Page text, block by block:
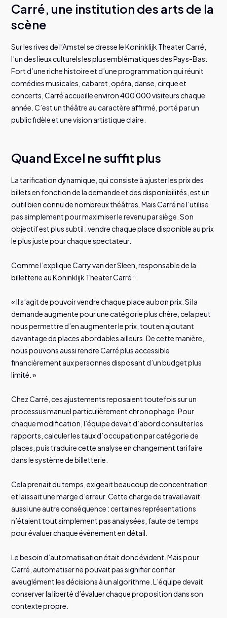
ticketmatic App
Découvrez l’appli
Carré, une institution des arts de la
scène
Sur les rives de l’Amstel se dresse le Koninklijk Theater Carré,
l’un des lieux culturels les plus emblématiques des Pays-Bas.
Fort d’une riche histoire et d’une programmation qui réunit
comédies musicales, cabaret, opéra, danse, cirque et
concerts, Carré accueille environ 400 000 visiteurs chaque
année. C’est un théâtre au caractère affirmé, porté par un
public fidèle et une vision artistique claire.
Quand Excel ne suffit plus
La tarification dynamique, qui consiste à ajuster les prix des
billets en fonction de la demande et des disponibilités, est un
outil bien connu de nombreux théâtres. Mais Carré ne l’utilise
pas simplement pour maximiser le revenu par siège. Son
objectif est plus subtil : vendre chaque place disponible au prix
le plus juste pour chaque spectateur.
Comme l’explique Carry van der Sleen, responsable de la
billetterie au Koninklijk Theater Carré :
« Il s’agit de pouvoir vendre chaque place au bon prix. Si la
demande augmente pour une catégorie plus chère, cela peut
nous permettre d’en augmenter le prix, tout en ajoutant
davantage de places abordables ailleurs. De cette manière,
nous pouvons aussi rendre Carré plus accessible
financièrement aux personnes disposant d’un budget plus
limité. »
Chez Carré, ces ajustements reposaient toutefois sur un
processus manuel particulièrement chronophage. Pour
chaque modification, l’équipe devait d’abord consulter les
rapports, calculer les taux d’occupation par catégorie de
places, puis traduire cette analyse en changement tarifaire
dans le système de billetterie.
Cela prenait du temps, exigeait beaucoup de concentration
et laissait une marge d’erreur. Cette charge de travail avait
aussi une autre conséquence : certaines représentations
n’étaient tout simplement pas analysées, faute de temps
pour évaluer chaque événement en détail.
Le besoin d’automatisation était donc évident. Mais pour
Carré, automatiser ne pouvait pas signifier confier
aveuglément les décisions à un algorithme. L’équipe devait
conserver la liberté d’évaluer chaque proposition dans son
contexte propre.